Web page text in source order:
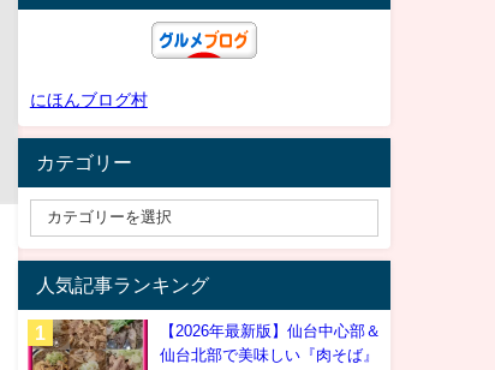
にほんブログ村
カテゴリー
人気記事ランキング
【2026年最新版】仙台中心部＆
仙台北部で美味しい『肉そば』